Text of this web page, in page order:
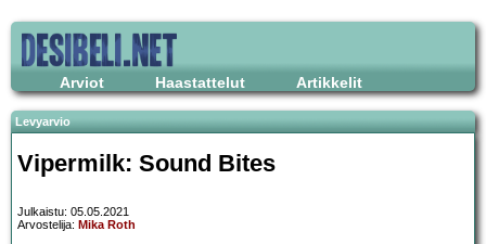
Arviot Haastattelut Artikkelit
Levyarvio
Vipermilk: Sound Bites
Julkaistu: 05.05.2021
Arvostelija: Mika Roth